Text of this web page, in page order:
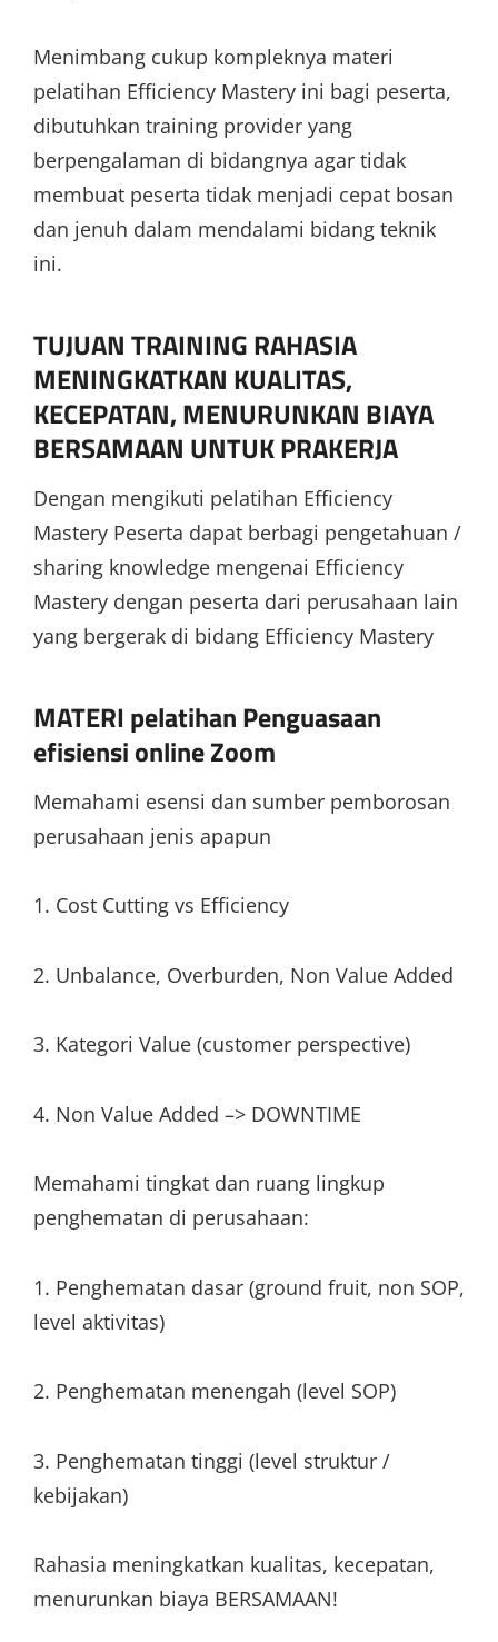
Menimbang cukup kompleknya materi
pelatihan Efficiency Mastery ini bagi peserta,
dibutuhkan training provider yang
berpengalaman di bidangnya agar tidak
membuat peserta tidak menjadi cepat bosan
dan jenuh dalam mendalami bidang teknik
ini.
TUJUAN TRAINING RAHASIA
MENINGKATKAN KUALITAS,
KECEPATAN, MENURUNKAN BIAYA
BERSAMAAN UNTUK PRAKERJA
Dengan mengikuti pelatihan Efficiency
Mastery Peserta dapat berbagi pengetahuan /
sharing knowledge mengenai Efficiency
Mastery dengan peserta dari perusahaan lain
yang bergerak di bidang Efficiency Mastery
MATERI pelatihan Penguasaan
efisiensi online Zoom
Memahami esensi dan sumber pemborosan
perusahaan jenis apapun
1. Cost Cutting vs Efficiency
2. Unbalance, Overburden, Non Value Added
3. Kategori Value (customer perspective)
4. Non Value Added –> DOWNTIME
Memahami tingkat dan ruang lingkup
penghematan di perusahaan:
1. Penghematan dasar (ground fruit, non SOP,
level aktivitas)
2. Penghematan menengah (level SOP)
3. Penghematan tinggi (level struktur /
kebijakan)
Rahasia meningkatkan kualitas, kecepatan,
menurunkan biaya BERSAMAAN!